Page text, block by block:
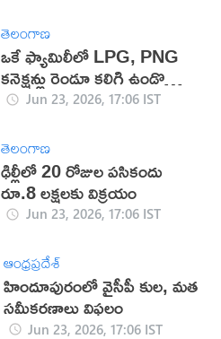
తెలంగాణ
ఒకే ఫ్యామిలీలో LPG, PNG
కనెక్షన్లు రెండూ కలిగి ఉండొద్దు:
కేంద్రంJun 23, 2026, 17:06 IST
తెలంగాణ
ఢిల్లీలో 20 రోజుల పసికందు
రూ.8 లక్షలకు విక్రయం
Jun 23, 2026, 17:06 IST
ఆంధ్రప్రదేశ్
హిందూపురంలో వైసీపీ కుల, మత
సమీకరణాలు విఫలం
Jun 23, 2026, 17:06 IST